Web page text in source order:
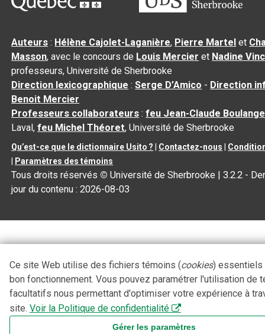
Auteurs : Hélène Cajolet-Laganière, Pierre Martel et
Masson, avec le concours de Louis Mercier et Nadine
professeurs, Université de Sherbrooke
Direction lexicographique :Serge D’Amico - Direction
Benoit Mercier
Professeurs collaborateurs :feu Jean-Claude
Laval,feu Michel Théoret, Université de Sherbrooke
Qu’est-ce que le dictionnaire Usito ? Contactez-nous
Paramètres des témoins
Tous droits réservés © Université de Sherbrooke |3.2.2 -
jour du contenu :2026-08-03
Ce site Web utilise des fichiers témoins (cookies) essentiels
bon fonctionnement. Vous pouvez paramétrer l'utilisation de
facultatifs nous permettant d'optimiser votre expérience à
site. Voir la Politique de confidentialité
Gérer les paramètres